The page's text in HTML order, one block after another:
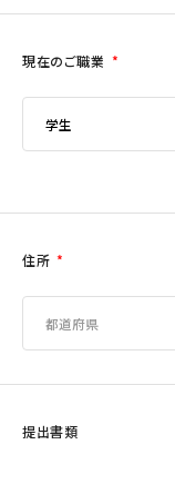
現在のご職業 *
住所 *
提出書類